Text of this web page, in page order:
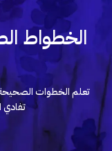
الخطواط
تعلم الخطوات
تفادي